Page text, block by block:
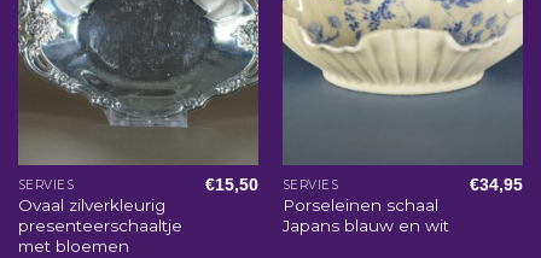
SERVIES
Ovaal zilverkleurig
presenteerschaaltje
met bloemen
€15,50 SERVIES
Porseleinen schaal
Japans blauw en wit
€34,95